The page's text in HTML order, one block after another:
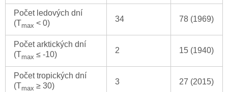
Počet ledových dní
(Tmax < 0) 34 78 (1969)
Počet arktických dní
(Tmax ≤ -10) 2 15 (1940)
Počet tropických dní
(Tmax ≥ 30) 3 27 (2015)